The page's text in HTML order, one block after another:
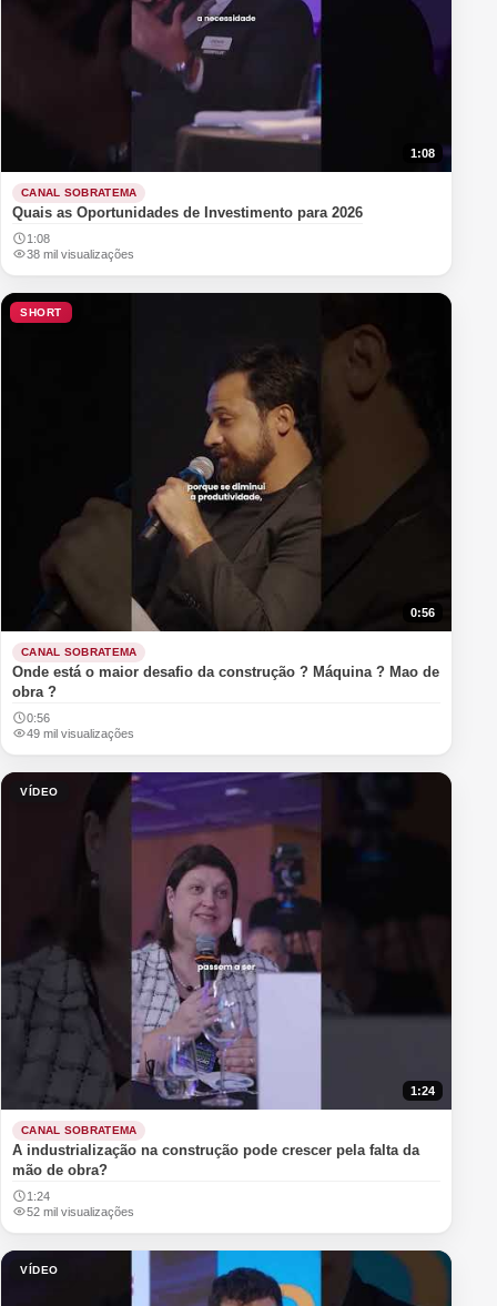
1:08
CANAL SOBRATEMA
Quais as Oportunidades de Investimento para 2026
1:08
38 mil visualizações
SHORT
0:56
CANAL SOBRATEMA
Onde está o maior desafio da construção ? Máquina ? Mao de
obra ?
0:56
49 mil visualizações
VÍDEO
1:24
CANAL SOBRATEMA
A industrialização na construção pode crescer pela falta da
mão de obra?
1:24
52 mil visualizações
VÍDEO